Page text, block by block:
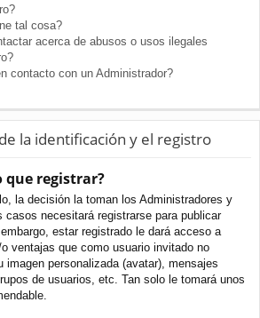
tal cosa?
acerca de abusos o usos ilegales
contacto con un Administrador?
la identificación y el registro
que registrar?
la decisión la toman los Administradores y
casos necesitará registrarse para publicar
estar registrado le dará acceso a
ventajas que como usuario invitado no
imagen personalizada (avatar), mensajes
de usuarios, etc. Tan solo le tomará unos